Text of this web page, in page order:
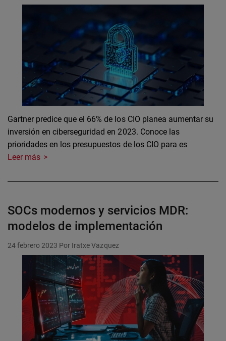
Gartner predice que el 66% de los CIO planea aumentar su
inversión en ciberseguridad en 2023. Conoce las
prioridades en los presupuestos de los CIO para es
Leer más
SOCs modernos y servicios MDR:
modelos de implementación
24 febrero 2023 Por Iratxe Vazquez